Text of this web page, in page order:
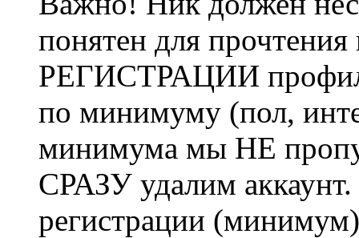
понятен для
РЕГИСТРАЦИИ профиль
по минимуму (пол,
минимума мы НЕ
СРАЗУ удалим
регистрации